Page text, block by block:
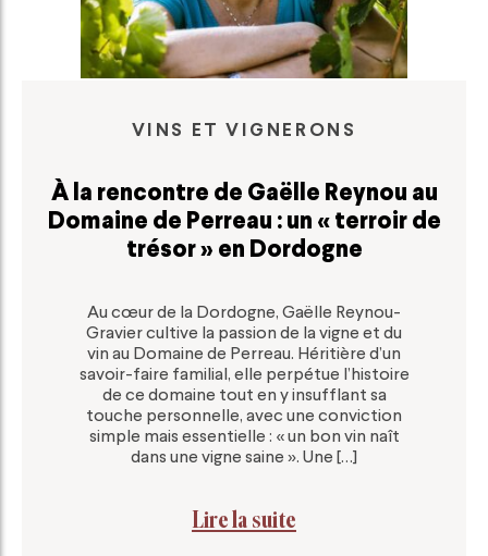
VINS ET VIGNERONS
À la rencontre de Gaëlle Reynou au
Domaine de Perreau : un « terroir de
trésor » en Dordogne
Au cœur de la Dordogne, Gaëlle Reynou-
Gravier cultive la passion de la vigne et du
vin au Domaine de Perreau. Héritière d’un
savoir-faire familial, elle perpétue l’histoire
de ce domaine tout en y insufflant sa
touche personnelle, avec une conviction
simple mais essentielle : « un bon vin naît
dans une vigne saine ». Une […]
Lire la suite